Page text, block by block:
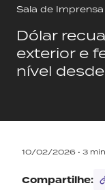
Sala de Imprensa
Dólar
exterior e
nível
10/02/2026 • 3
Compartilhe: